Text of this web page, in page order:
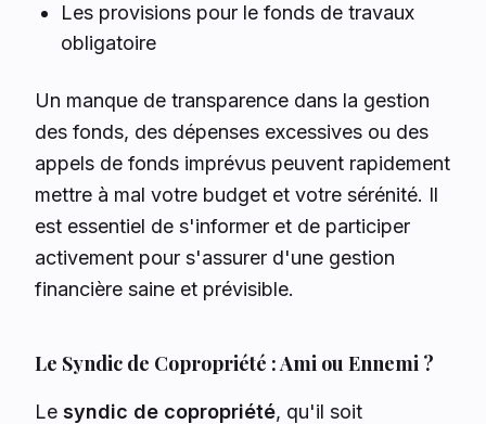
Les provisions pour le fonds de travaux
obligatoire
Un manque de transparence dans la gestion
des fonds, des dépenses excessives ou des
appels de fonds imprévus peuvent rapidement
mettre à mal votre budget et votre sérénité. Il
est essentiel de s'informer et de participer
activement pour s'assurer d'une gestion
financière saine et prévisible.
Le Syndic de Copropriété : Ami ou Ennemi ?
Le syndic de copropriété, qu'il soit